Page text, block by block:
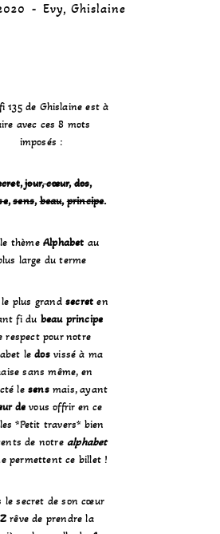
Evy, Ghislaine
135 de Ghislaine est à
avec ces 8 mots
imposés :
,jour,cœur,dos,
,sens,beau,principe.
thèmeAlphabet au
large du terme
plus grandsecreten
fi du beau principe
respect pour notre
ledosvissé à ma
sans même, en
lesensmais, ayant
devous offrir en ce
les *Petit travers* bien
de notrealphabet
permettent ce billet !
le secret de son cœur
Z rêve de prendre la